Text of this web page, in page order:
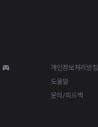
개인정보처리방침
도움말
문의/피드백